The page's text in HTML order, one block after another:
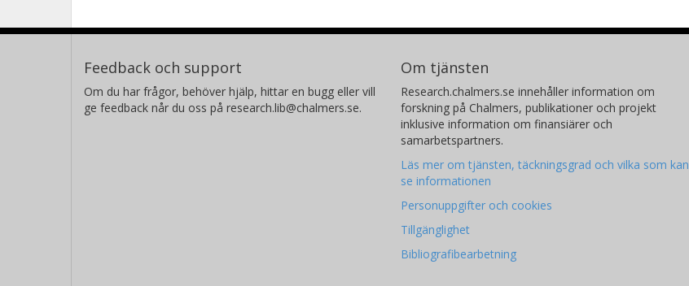
Feedback och support
Om du har frågor, behöver hjälp, hittar en bugg eller vill
ge feedback når du oss på research.lib@chalmers.se.
Om tjänsten
Research.chalmers.se innehåller information om
forskning på Chalmers, publikationer och projekt
inklusive information om finansiärer och
samarbetspartners.
Läs mer om tjänsten, täckningsgrad och vilka som kan
se informationen
Personuppgifter och cookies
Tillgänglighet
Bibliografibearbetning